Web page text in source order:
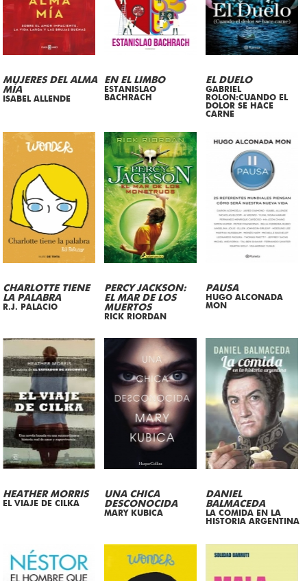
MUJERES DEL ALMA
MÍA
ISABEL ALLENDE
EN EL LIMBO
ESTANISLAO
BACHRACH
EL DUELO
GABRIEL
ROLON:CUANDO EL
DOLOR SE HACE
CARNE
CHARLOTTE TIENE
LA PALABRA
R.J. PALACIO
PERCY JACKSON:
EL MAR DE LOS
MUERTOS
RICK RIORDAN
PAUSA
HUGO ALCONADA
MON
HEATHER MORRIS
EL VIAJE DE CILKA
UNA CHICA
DESCONOCIDA
MARY KUBICA
DANIEL
BALMACEDA
LA COMIDA EN LA
HISTORIA ARGENTINA